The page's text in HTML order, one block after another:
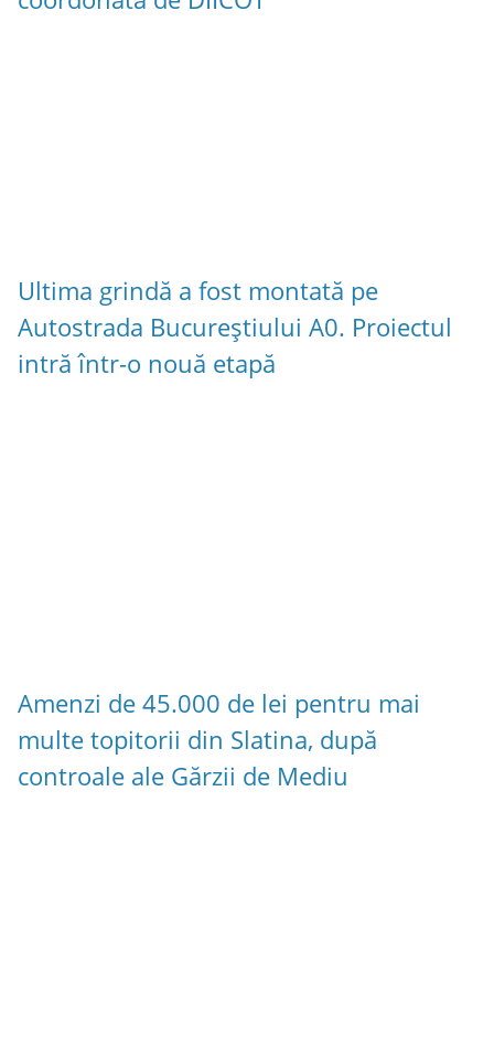
Ultima grindă a fost montată pe
Autostrada Bucureștiului A0. Proiectul
intră într-o nouă etapă
Amenzi de 45.000 de lei pentru mai
multe topitorii din Slatina, după
controale ale Gărzii de Mediu